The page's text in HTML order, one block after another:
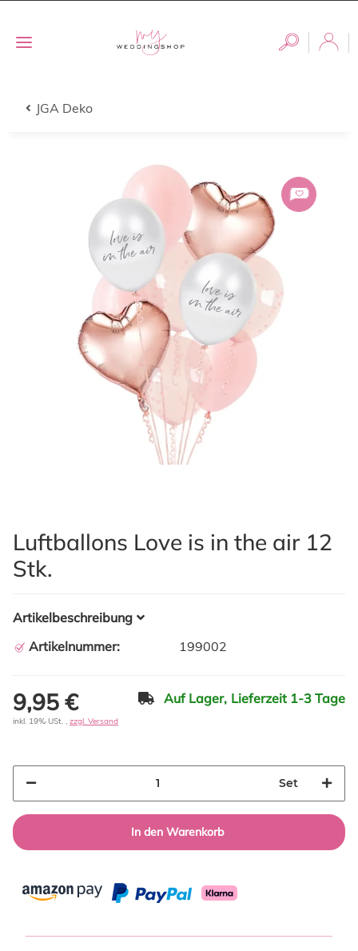
JGA Deko
Luftballons Love is in the air 12
Stk.
Artikelbeschreibung
Artikelnummer:
199002
9,95 € Auf Lager, Lieferzeit 1-3 Tage
inkl. 19% USt. , zzgl. Versand
Set
In den Warenkorb